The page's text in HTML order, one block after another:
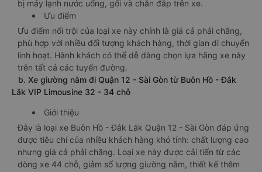
bị máy lạnh nước uống, gối và chăn đắp trên xe.
Ưu điểm
Ưu điểm nổi trội của loại xe này chính là giá cả phải chăng,
phù hợp với nhiều đối tượng khách hàng, thời gian di chuyển
linh hoạt. Hành khách có thể dễ dàng chọn lựa hãng xe này
trên tất cả các tuyến đường.
b. Xe giường nằm đi Quận 12 - Sài Gòn từ Buôn Hồ - Đắk
Lắk VIP Limousine 32 - 34 chỗ
Giới thiệu
Đây là loại xe Buôn Hồ - Đắk Lắk Quận 12 - Sài Gòn đáp ứng
được tiêu chí của nhiều khách hàng khó tính: chất lượng cao
nhưng giá cả phải chăng. Loại xe này được cải tiến từ các
dòng xe 44 chỗ, giảm số lượng giường nằm, thiết kế thêm